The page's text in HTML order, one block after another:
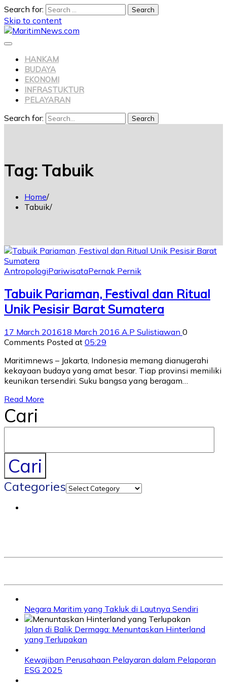
Search for:
Skip to content
HANKAM
BUDAYA
EKONOMI
INFRASTUKTUR
PELAYARAN
Search for: Search
Tag: Tabuik
Home
Tabuik
AntropologiPariwisataPernak Pernik
Tabuik Pariaman, Festival dan Ritual
Unik Pesisir Barat Sumatera
17 March 201618 March 2016 A.P Sulistiawan 0
Comments Posted at 05:29
Maritimnews – Jakarta, Indonesia memang dianugerahi
kekayaan budaya yang amat besar. Tiap provinsi memiliki
keunikan tersendiri. Suku bangsa yang beragam…
Read More
Cari
Cari
Categories
Negara Maritim yang Takluk di Lautnya Sendiri
Jalan di Balik Dermaga: Menuntaskan Hinterland
yang Terlupakan
Kewajiban Perusahaan Pelayaran dalam Pelaporan
ESG 2025